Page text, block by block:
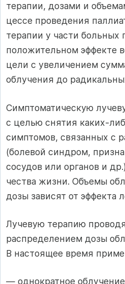
терапии, дозами и
цессе проведения
терапии у части
положительном эффекте
цели с увеличени­ем
облучения до
Симптоматическую
с целью снятия каких-
симптомов, связанных с
(болевой син­дром,
сосудов или органов и
чества жизни. Объемы
дозы зависят от эффекта
Лучевую терапию
распределением дозы
В настоящее время
— однократное